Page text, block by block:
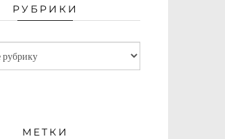
РУБРИКИ
МЕТКИ